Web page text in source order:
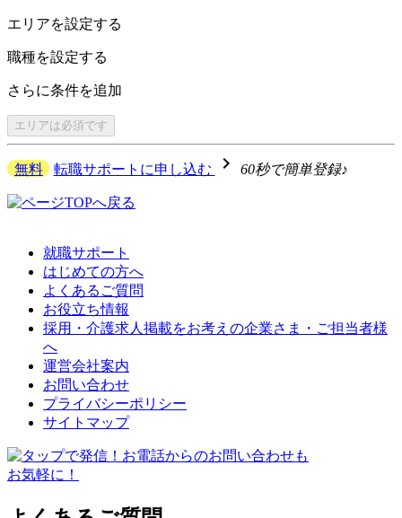
エリアを設定する
職種を設定する
さらに条件を追加
エリアは必須です
無料 転職サポートに申し込む navigate_next 60秒で簡単登録♪
就職サポート
はじめての方へ
よくあるご質問
お役立ち情報
採用・介護求人掲載をお考えの企業さま・ご担当者様
へ
運営会社案内
お問い合わせ
プライバシーポリシー
サイトマップ